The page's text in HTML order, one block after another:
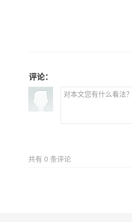
评论：
共有 0 条评论